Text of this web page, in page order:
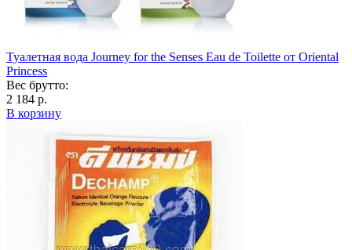
Туалетная вода Journey for the Senses Eau de Toilette от Oriental
Princess
Вес брутто:
2 184 р.
В корзину